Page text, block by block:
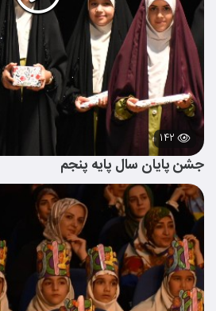
۱۴۲
جشن پایان سال پایه پنجم